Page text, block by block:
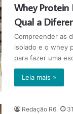
Whey
Qual a
Compreender as
isolado e o whey
para fazer uma
Leia mais »
Redação R6